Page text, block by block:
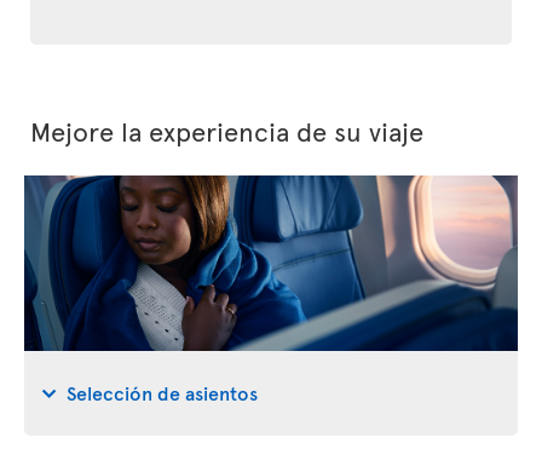
Mejore la experiencia de su viaje
Selección de asientos